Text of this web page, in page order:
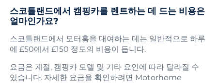
스코틀랜드에서 캠핑카를 렌트하는 데 드는 비용은
얼마인가요?
스코틀랜드에서 모터홈을 대여하는 데는 일반적으로 하루
에 £50에서 £150 정도의 비용이 듭니다.
요금은 계절, 캠핑카 모델 및 기타 요인에 따라 달라질 수
있습니다. 자세한 요금을 확인하려면 Motorhome